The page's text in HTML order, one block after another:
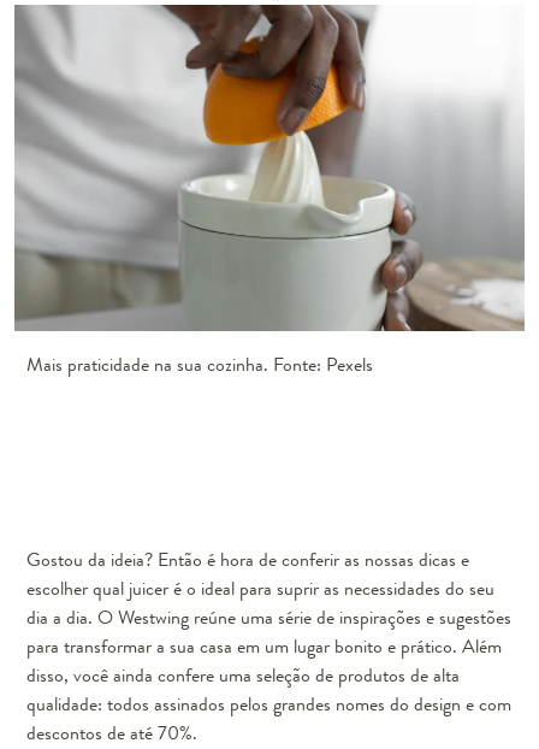
Mais praticidade na sua cozinha. Fonte: Pexels
Gostou da ideia? Então é hora de conferir as nossas dicas e
escolher qual juicer é o ideal para suprir as necessidades do seu
dia a dia. O Westwing reúne uma série de inspirações e sugestões
para transformar a sua casa em um lugar bonito e prático. Além
disso, você ainda confere uma seleção de produtos de alta
qualidade: todos assinados pelos grandes nomes do design e com
descontos de até 70%.